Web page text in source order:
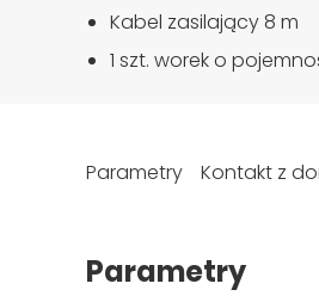
Kabel zasilający 8 m
1 szt. worek o
Parametry Kontakt z
Parametry